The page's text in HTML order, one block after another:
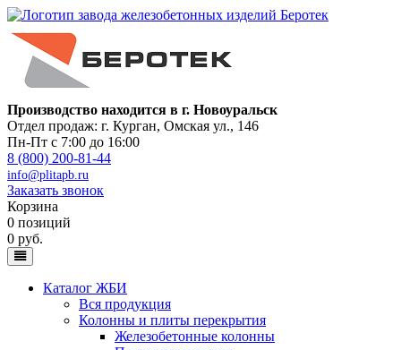
Производство находится в г. Новоуральск
Отдел продаж: г. Курган, Омская ул., 146
Пн-Пт с 7:00 до 16:00
8 (800) 200-81-44
info@plitapb.ru
Заказать звонок
Корзина
0 позиций
0 руб.
Каталог ЖБИ
Вся продукция
Колонны и плиты перекрытия
Железобетонные колонны